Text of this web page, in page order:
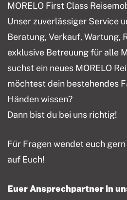
MORELO First Class
Unser zuverlässiger Service
Beratung, Verkauf, Wartung,
exklusive Betreuung für alle
suchst ein neues MORELO
möchtest dein bestehendes
Händen wissen?
Dann bist du bei uns richtig!
Für Fragen wendet euch
auf Euch!
Euer Ansprechpartner in